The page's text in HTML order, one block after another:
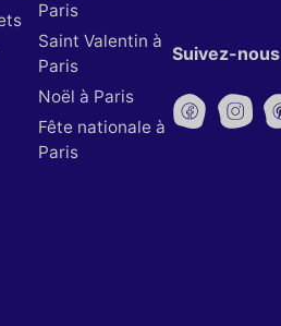
Paris
Saint Valentin à
Paris
Noël à Paris
Fête nationale à
Paris
Suivez-nous